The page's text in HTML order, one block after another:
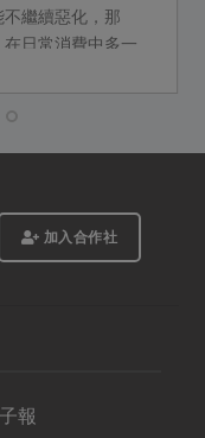
不繼續惡化，那
在日常消費中多一
份力量。
加入合作社
報